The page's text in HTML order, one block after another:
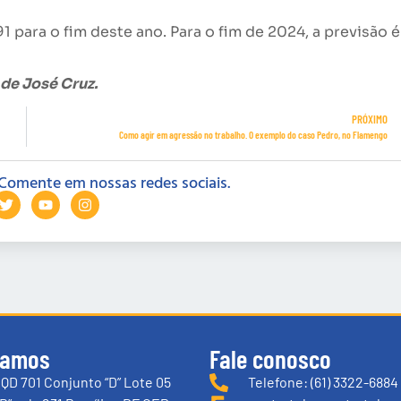
para o fim deste ano. Para o fim de 2024, a previsão é
José Cruz.
PRÓXIMO
Como agir em agressão no trabalho. O exemplo do caso Pedro, no Flamengo
em nossas redes sociais.
701 Conjunto “D” Lote 05
Fale conosco
Telefone: (61) 3322-6884